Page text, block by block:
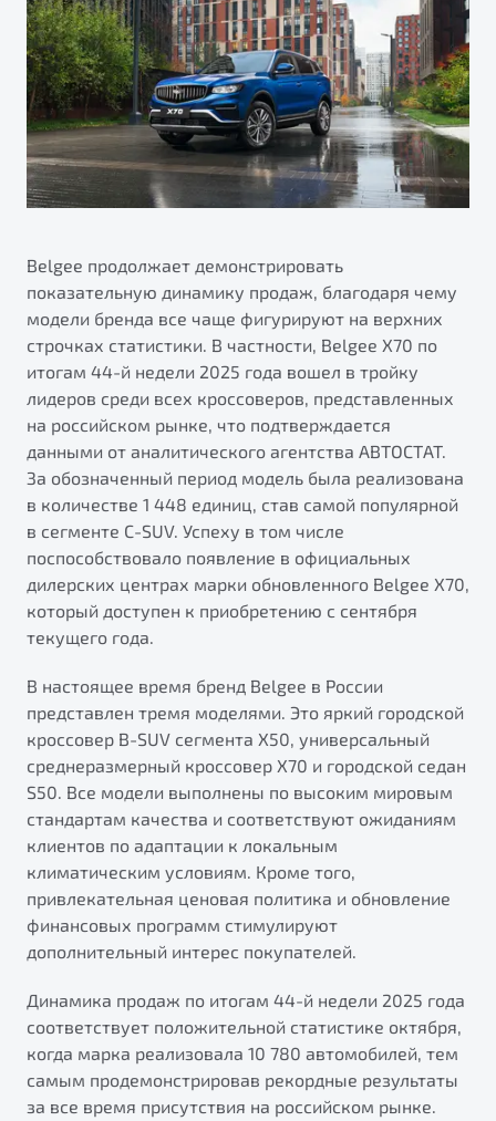
Яркий кроссовер
от 2 219 990 ₽*
Обзор В наличии
Элегантный и практичный седан
от 1 699 990 ₽*
Обзор В наличии
X70
Универсальный кроссовер
от 2 499 990 ₽*
Обзор В наличии
Автокредит
Трейд-ин
Страхование
Расчет КАСКО
Узнайте о специальных выгодах при покупке
автомобиля Belgee
Подробно
Тест-драйв
Автокредит
Спецпредложения
ПОДДЕРЖКА
Гарантия Belgee
Belgee Линк
Belgee Клуб
Belgee Плюс
Клиентская поддержка
Помощь на дорогах
"Помощь на дорогах"
Преимущества программы
Запись на сервис
Калькулятор ТО
Клиентская поддержка
О дилерском центре
Правовая информация
Belgee продолжает демонстрировать
показательную динамику продаж, благодаря чему
модели бренда все чаще фигурируют на верхних
строчках статистики. В частности, Belgee X70 по
итогам 44-й недели 2025 года вошел в тройку
лидеров среди всех кроссоверов, представленных
на российском рынке, что подтверждается
данными от аналитического агентства АВТОСТАТ.
За обозначенный период модель была реализована
в количестве 1 448 единиц, став самой популярной
в сегменте C-SUV. Успеху в том числе
поспособствовало появление в официальных
дилерских центрах марки обновленного Belgee X70,
который доступен к приобретению с сентября
текущего года.
В настоящее время бренд Belgee в России
представлен тремя моделями. Это яркий городской
кроссовер B-SUV сегмента X50, универсальный
среднеразмерный кроссовер X70 и городской седан
S50. Все модели выполнены по высоким мировым
стандартам качества и соответствуют ожиданиям
клиентов по адаптации к локальным
климатическим условиям. Кроме того,
привлекательная ценовая политика и обновление
финансовых программ стимулируют
дополнительный интерес покупателей.
Динамика продаж по итогам 44-й недели 2025 года
соответствует положительной статистике октября,
когда марка реализовала 10 780 автомобилей, тем
самым продемонстрировав рекордные результаты
за все время присутствия на российском рынке.